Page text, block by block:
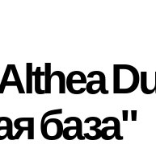
база"